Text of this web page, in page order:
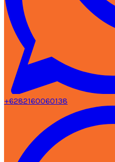
+6282160060138